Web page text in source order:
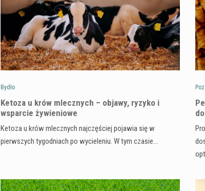
Bydło
Ketoza u krów mlecznych – objawy, ryzyko i
wsparcie żywieniowe
Ketoza u krów mlecznych najczęściej pojawia się w
pierwszych tygodniach po wycieleniu. W tym czasie…